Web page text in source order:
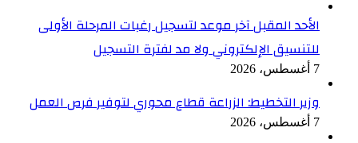
الأحد المقبل آخر موعد لتسجيل رغبات المرحلة الأولى
للتنسيق الإلكتروني ولا مد لفترة التسجيل
7 أغسطس، 2026
وزير التخطيط: الزراعة قطاع محوري لتوفير فرص العمل
7 أغسطس، 2026